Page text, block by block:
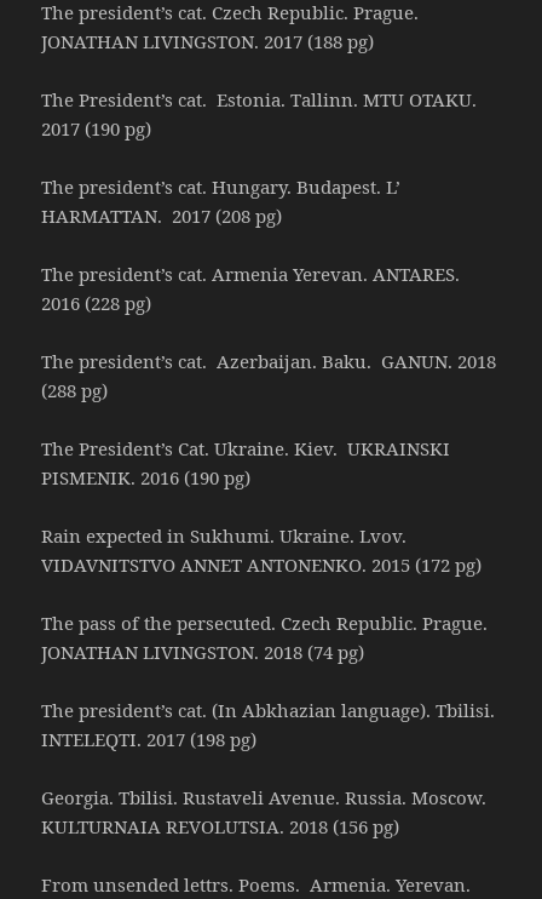
The president’s cat. Czech Republic. Prague.
JONATHAN LIVINGSTON. 2017 (188 pg)
The President’s cat. Estonia. Tallinn. MTU OTAKU.
2017 (190 pg)
The president’s cat. Hungary. Budapest. L’
HARMATTAN. 2017 (208 pg)
The president’s cat. Armenia Yerevan. ANTARES.
2016 (228 pg)
The president’s cat. Azerbaijan. Baku. GANUN. 2018
(288 pg)
The President’s Cat. Ukraine. Kiev. UKRAINSKI
PISMENIK. 2016 (190 pg)
Rain expected in Sukhumi. Ukraine. Lvov.
VIDAVNITSTVO ANNET ANTONENKO. 2015 (172 pg)
The pass of the persecuted. Czech Republic. Prague.
JONATHAN LIVINGSTON. 2018 (74 pg)
The president’s cat. (In Abkhazian language). Tbilisi.
INTELEQTI. 2017 (198 pg)
Georgia. Tbilisi. Rustaveli Avenue. Russia. Moscow.
KULTURNAIA REVOLUTSIA. 2018 (156 pg)
From unsended lettrs. Poems. Armenia. Yerevan.